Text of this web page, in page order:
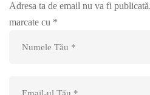
Adresa ta de email nu va fi publicată.
marcate cu *